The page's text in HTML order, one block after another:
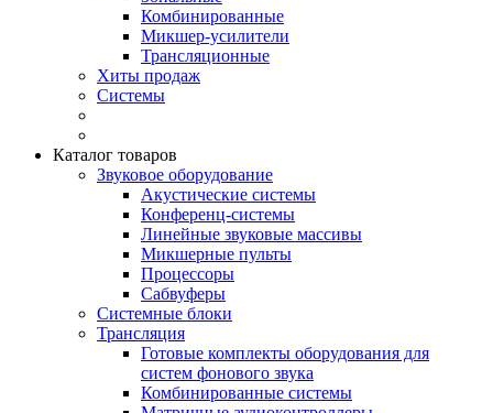
Комбинированные
Микшер-усилители
Трансляционные
Хиты продаж
Системы
Каталог товаров
Звуковое оборудование
Акустические системы
Конференц-системы
Линейные звуковые массивы
Микшерные пульты
Процессоры
Сабвуферы
Системные блоки
Трансляция
Готовые комплекты оборудования для
систем фонового звука
Комбинированные системы